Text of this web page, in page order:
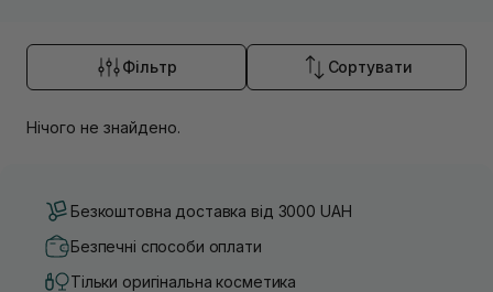
Фільтр Сортувати
Нічого не знайдено.
Безкоштовна доставка від 3000 UAH
Безпечні способи оплати
Тільки оригінальна косметика